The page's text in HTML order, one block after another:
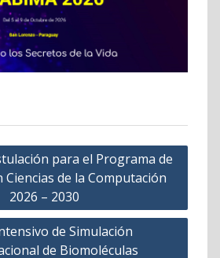
para el Programa de
de la Computación
2026 – 2030
de Simulación
de Biomoléculas